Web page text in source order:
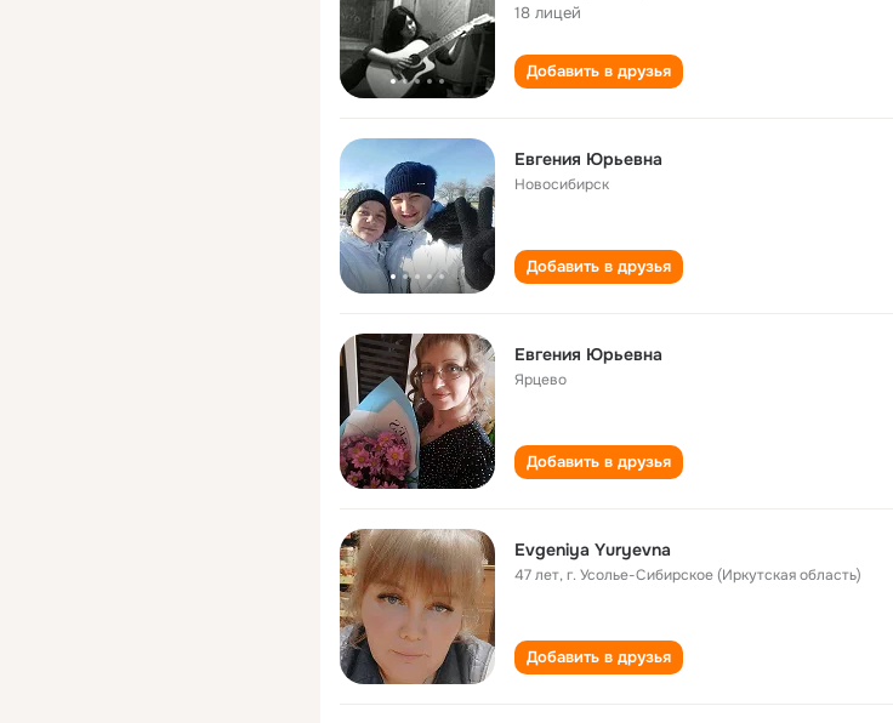
18 лицей
Добавить в друзья
Евгения Юрьевна
Новосибирск
Добавить в друзья
Евгения Юрьевна
Ярцево
Добавить в друзья
Evgeniya Yuryevna
47 лет,г. Усолье-Сибирское (Иркутская область)
Добавить в друзья